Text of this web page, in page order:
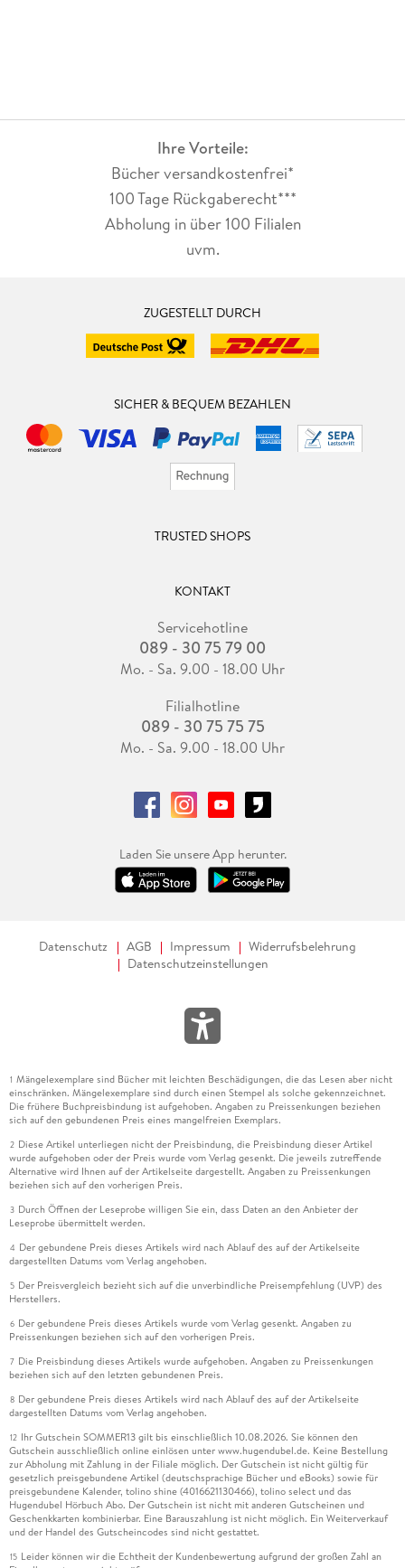
Ihre Vorteile:
Bücher versandkostenfrei*
100 Tage Rückgaberecht***
Abholung in über 100 Filialen
uvm.
ZUGESTELLT DURCH
SICHER & BEQUEM BEZAHLEN
TRUSTED SHOPS
KONTAKT
Servicehotline
089 - 30 75 79 00
Mo. - Sa. 9.00 - 18.00 Uhr
Filialhotline
089 - 30 75 75 75
Mo. - Sa. 9.00 - 18.00 Uhr
Laden Sie unsere App herunter.
Datenschutz AGB Impressum
Widerrufsbelehrung
Datenschutzeinstellungen
1 Mängelexemplare sind Bücher mit leichten Beschädigungen, die das Lesen aber nicht
einschränken. Mängelexemplare sind durch einen Stempel als solche gekennzeichnet.
Die frühere Buchpreisbindung ist aufgehoben. Angaben zu Preissenkungen beziehen
sich auf den gebundenen Preis eines mangelfreien Exemplars.
2 Diese Artikel unterliegen nicht der Preisbindung, die Preisbindung dieser Artikel
wurde aufgehoben oder der Preis wurde vom Verlag gesenkt. Die jeweils zutreffende
Alternative wird Ihnen auf der Artikelseite dargestellt. Angaben zu Preissenkungen
beziehen sich auf den vorherigen Preis.
3 Durch Öffnen der Leseprobe willigen Sie ein, dass Daten an den Anbieter der
Leseprobe übermittelt werden.
4 Der gebundene Preis dieses Artikels wird nach Ablauf des auf der Artikelseite
dargestellten Datums vom Verlag angehoben.
5 Der Preisvergleich bezieht sich auf die unverbindliche Preisempfehlung (UVP) des
Herstellers.
6 Der gebundene Preis dieses Artikels wurde vom Verlag gesenkt. Angaben zu
Preissenkungen beziehen sich auf den vorherigen Preis.
7 Die Preisbindung dieses Artikels wurde aufgehoben. Angaben zu Preissenkungen
beziehen sich auf den letzten gebundenen Preis.
8 Der gebundene Preis dieses Artikels wird nach Ablauf des auf der Artikelseite
dargestellten Datums vom Verlag angehoben.
12 Ihr Gutschein SOMMER13 gilt bis einschließlich 10.08.2026. Sie können den
Gutschein ausschließlich online einlösen unter www.hugendubel.de. Keine Bestellung
zur Abholung mit Zahlung in der Filiale möglich. Der Gutschein ist nicht gültig für
gesetzlich preisgebundene Artikel (deutschsprachige Bücher und eBooks) sowie für
preisgebundene Kalender, tolino shine (4016621130466), tolino select und das
Hugendubel Hörbuch Abo. Der Gutschein ist nicht mit anderen Gutscheinen und
Geschenkkarten kombinierbar. Eine Barauszahlung ist nicht möglich. Ein Weiterverkauf
und der Handel des Gutscheincodes sind nicht gestattet.
15 Leider können wir die Echtheit der Kundenbewertung aufgrund der großen Zahl an